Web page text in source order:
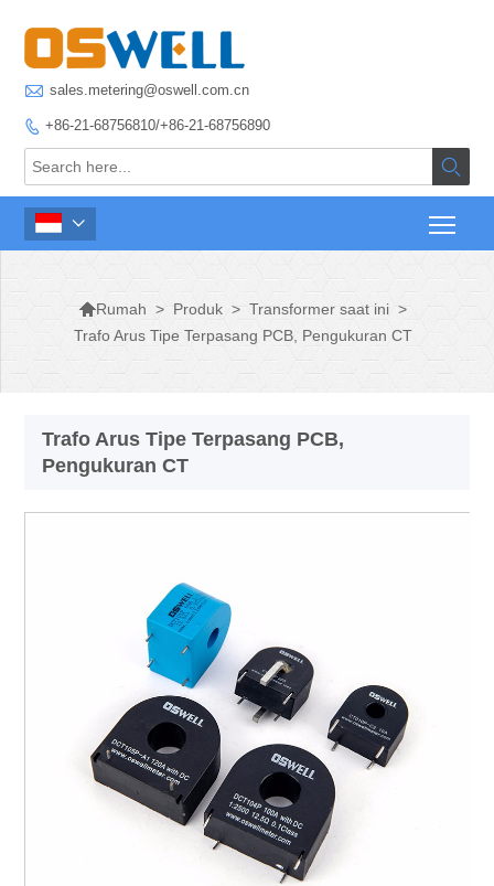
 sales.metering@oswell.com.cn
 +86-21-68756810/+86-21-68756890


Rumah > Produk > Transformer saat ini >
Trafo Arus Tipe Terpasang PCB, Pengukuran CT
Trafo Arus Tipe Terpasang PCB,
Pengukuran CT